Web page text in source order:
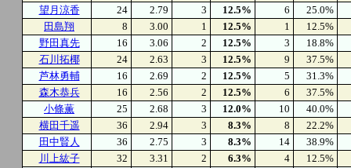
望月涼香
24 2.79 3 12.5% 6
25.0%
田島翔
8 3.00 1 12.5% 1
12.5%
野田真先
16 3.06 2 12.5% 3
18.8%
石川拓椰
24 2.63 3 12.5% 9
37.5%
芦林勇輔
16 2.69 2 12.5% 5
31.3%
森木恭兵
16 2.56 2 12.5% 6
37.5%
小條薫
25 2.68 3 12.0% 10
40.0%
横田千遥
36 2.94 3 8.3% 8
22.2%
田中賢人
36 2.75 3 8.3% 14
38.9%
川上紘子
32 3.31 2 6.3% 4
12.5%